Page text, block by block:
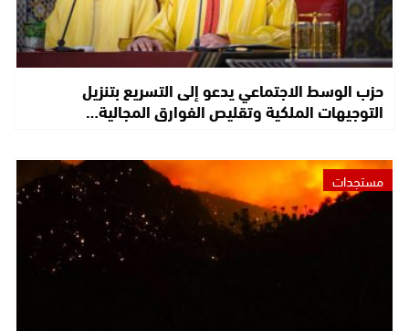
حزب الوسط الاجتماعي يدعو إلى التسريع بتنزيل
التوجيهات الملكية وتقليص الفوارق المجالية…
مستجدات